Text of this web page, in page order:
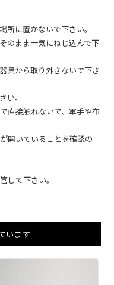
に置かないで下さい。
のまま一気にねじ込んで下
具から取り外さないで下さ
。
直接触れないで、軍手や布
開いていることを確認の
して下さい。
います